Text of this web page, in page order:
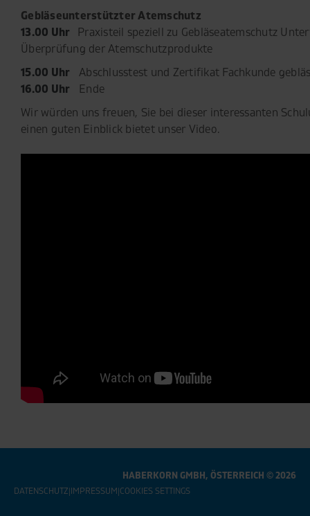
Gebläseunterstützter Atemschutz
13.00 Uhr
Praxisteil speziell zu Gebläseatemschutz
Überprüfung der Atemschutzprodukte
15.00 Uhr Abschlusstest und Zertifikat Fachkunde
16.00 Uhr Ende
Wir würden uns freuen, Sie bei dieser interessanten
einen guten Einblick bietet unser Video.
HABERKORN GMBH, ÖSTERREICH © 2026
DATENSCHUTZ|IMPRESSUM|COOKIES SETTINGS